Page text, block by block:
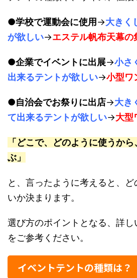
●学校で運動会に使用→大きく
が欲しい→エステル帆布天幕の
●企業でイベントに出展→小さ
出来るテントが欲しい→小型ワ
●自治会でお祭りに出店→大き
て出来るテントが欲しい→大型
「どこで、どのように使うか
ぶ」
と、言ったように考えると、
いか決まります。
選び方のポイントとなる、詳
をご参考ください。
イベントテントの種類は？